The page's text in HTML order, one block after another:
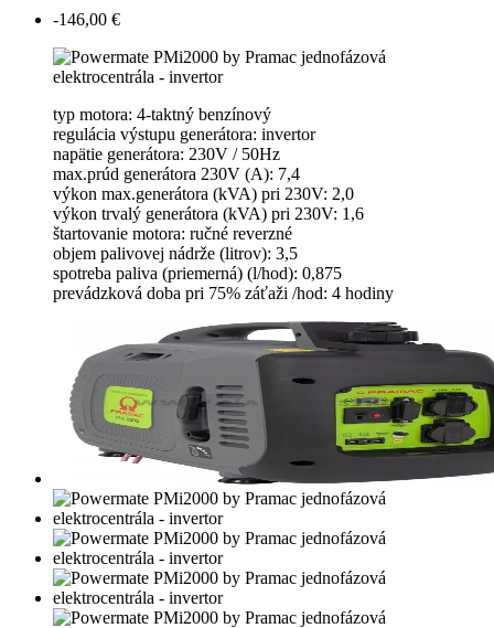
-146,00 €
typ motora: 4-taktný benzínový
regulácia výstupu generátora: invertor
napätie generátora: 230V / 50Hz
max.prúd generátora 230V (A): 7,4
výkon max.generátora (kVA) pri 230V: 2,0
výkon trvalý generátora (kVA) pri 230V: 1,6
štartovanie motora: ručné reverzné
objem palivovej nádrže (litrov): 3,5
spotreba paliva (priemerná) (l/hod): 0,875
prevádzková doba pri 75% záťaži /hod: 4 hodiny